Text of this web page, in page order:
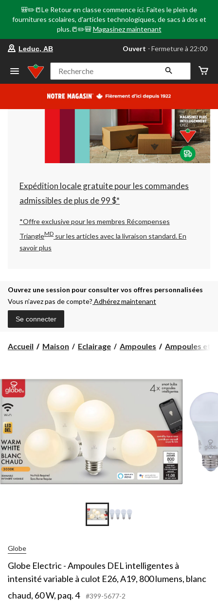
🎒✏️📒Le Retour en classe commence ici. Faites le plein de
fournitures scolaires, d'articles technologiques, de sacs à dos et
plus.📒✏️🎒 Magasinez maintenant
votre
préféré
Leduc,
AB,
courament
Fermeture
à
22:00
cliquer
pour
changer
Leduc, AB Ouvert ⋅ Fermeture à 22:00
Recherche
Expédition locale gratuite pour les commandes
admissibles de plus de 99 $*
*Offre exclusive pour les membres Récompenses
TriangleMD sur les articles avec la livraison standard.En
savoir plus
Ouvrez une session pour consulter vos offres personnalisées
Vous n’avez pas de compte? Adhérez maintenant
Se connecter
Accueil Maison Eclairage Ampoules Ampoules et
Globe
Globe Electric - Ampoules DEL intelligentes à
intensité variable à culot E26, A19, 800 lumens, blanc
chaud, 60 W, paq. 4
#399-5677-2